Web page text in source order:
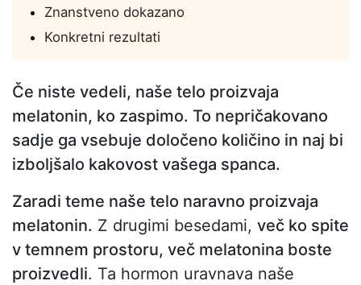
Znanstveno dokazano
Konkretni rezultati
Če niste vedeli, naše telo proizvaja
melatonin, ko zaspimo. To nepričakovano
sadje ga vsebuje določeno količino in naj bi
izboljšalo kakovost vašega spanca.
Zaradi teme naše telo naravno proizvaja
melatonin. Z drugimi besedami, več ko spite
v temnem prostoru, več melatonina boste
proizvedli. Ta hormon uravnava naše